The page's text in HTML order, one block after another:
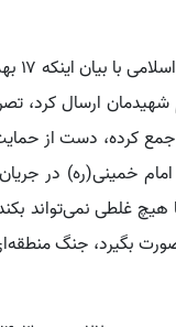
شهیدمان ارسال کرد،
کرده، دست از
خمینی(ره) در
بگیرد، جنگ